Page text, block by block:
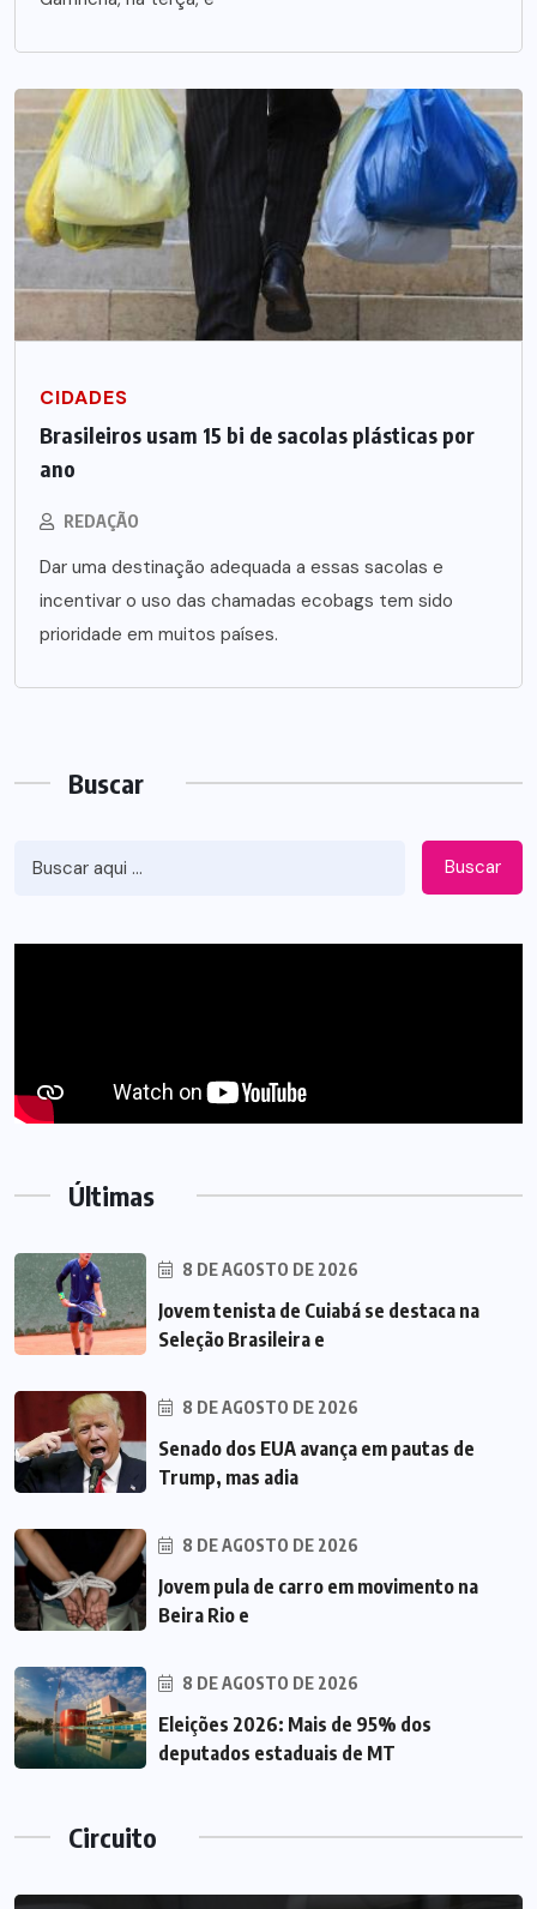
CIDADES
Brasileiros usam 15 bi de sacolas plásticas por
ano
REDAÇÃO
Dar uma destinação adequada a essas sacolas e
incentivar o uso das chamadas ecobags tem sido
prioridade em muitos países.
Buscar
Buscar
Últimas
8 DE AGOSTO DE 2026
Jovem tenista de Cuiabá se destaca na
Seleção Brasileira e
8 DE AGOSTO DE 2026
Senado dos EUA avança em pautas de
Trump, mas adia
8 DE AGOSTO DE 2026
Jovem pula de carro em movimento na
Beira Rio e
8 DE AGOSTO DE 2026
Eleições 2026: Mais de 95% dos
deputados estaduais de MT
Circuito